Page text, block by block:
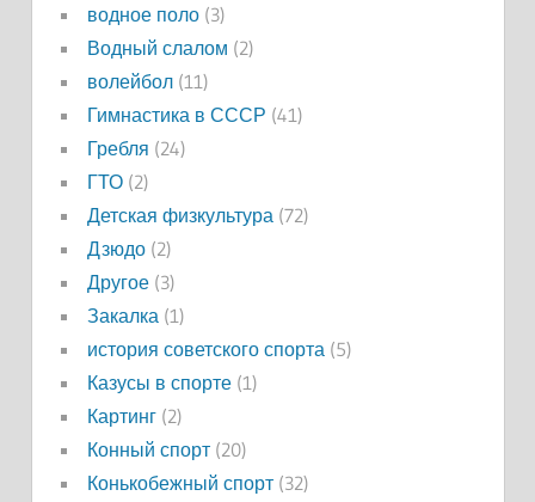
водное поло(3)
Водный слалом (2)
волейбол(11)
Гимнастика в СССР (41)
Гребля (24)
ГТО(2)
Детская физкультура (72)
Дзюдо(2)
Другое(3)
Закалка (1)
история советского спорта (5)
Казусы в спорте(1)
Картинг(2)
Конный спорт(20)
Конькобежный спорт(32)